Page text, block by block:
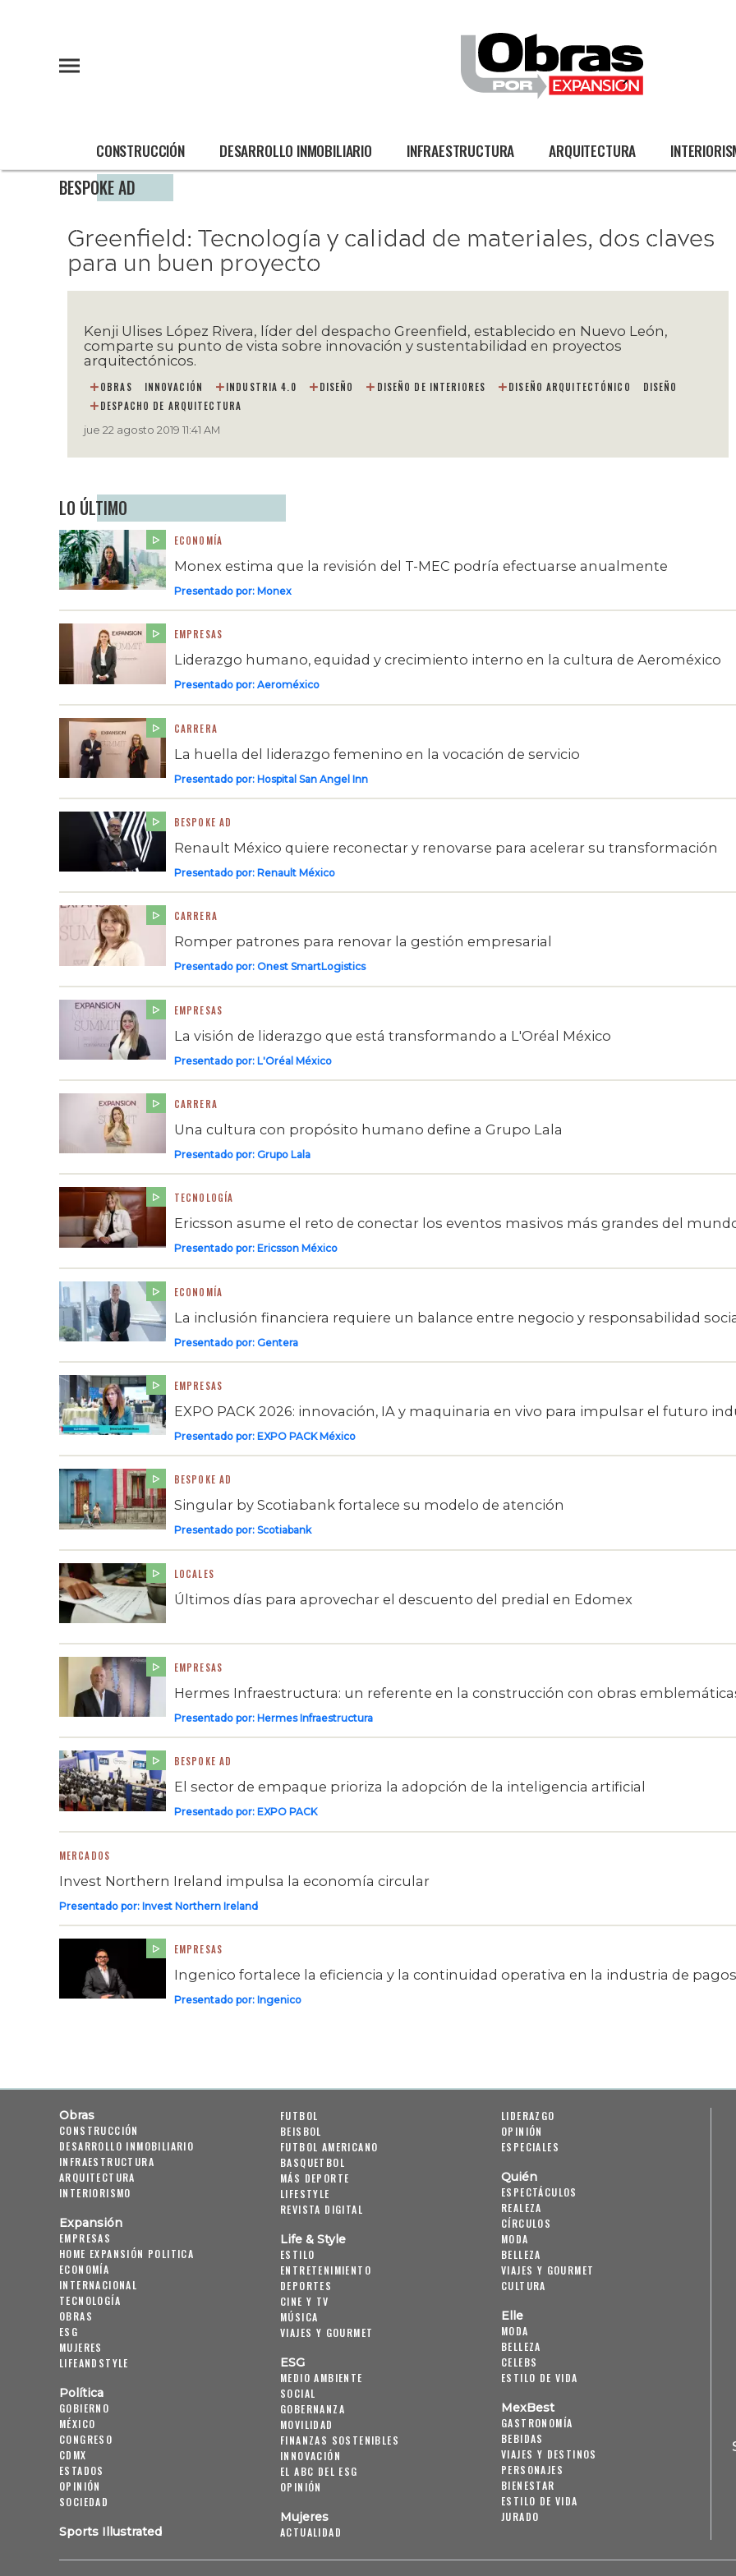
CONSTRUCCIÓN DESARROLLO INMOBILIARIO INFRAESTRUCTURA ARQUITECTURA
BESPOKE AD
Greenfield: Tecnología y calidad de materiales, dos claves
para un buen proyecto
jue 22 agosto 2019 11:41 AM
Kenji Ulises López Rivera, líder del despacho Greenfield, establecido en Nuevo León,
comparte su punto de vista sobre innovación y sustentabilidad en proyectos
arquitectónicos.
OBRAS INNOVACIÓN INDUSTRIA 4.0 DISEÑO DISEÑO DE INTERIORES DISEÑO ARQUITECTÓNICO
DISEÑO
DESPACHO DE ARQUITECTURA
LO ÚLTIMO
ECONOMÍA
Monex estima que la revisión del T-MEC podría efectuarse anualmente
Presentado por: Monex
EMPRESAS
Liderazgo humano, equidad y crecimiento interno en la cultura de Aeroméxico
Presentado por: Aeroméxico
CARRERA
La huella del liderazgo femenino en la vocación de servicio
Presentado por: Hospital San Angel Inn
BESPOKE AD
Renault México quiere reconectar y renovarse para acelerar su transformación
Presentado por: Renault México
CARRERA
Romper patrones para renovar la gestión empresarial
Presentado por: Onest SmartLogistics
EMPRESAS
La visión de liderazgo que está transformando a L'Oréal México
Presentado por: L'Oréal México
CARRERA
Una cultura con propósito humano define a Grupo Lala
Presentado por: Grupo Lala
TECNOLOGÍA
Ericsson asume el reto de conectar los eventos masivos más grandes del
Presentado por: Ericsson México
ECONOMÍA
La inclusión financiera requiere un balance entre negocio y responsabilidad
Presentado por: Gentera
EMPRESAS
EXPO PACK 2026: innovación, IA y maquinaria en vivo para impulsar el futuro
Presentado por: EXPO PACK México
BESPOKE AD
Singular by Scotiabank fortalece su modelo de atención
Presentado por: Scotiabank
LOCALES
Últimos días para aprovechar el descuento del predial en Edomex
EMPRESAS
Hermes Infraestructura: un referente en la construcción con obras
Presentado por: Hermes Infraestructura
BESPOKE AD
El sector de empaque prioriza la adopción de la inteligencia artificial
Presentado por: EXPO PACK
MERCADOS
Invest Northern Ireland impulsa la economía circular
Presentado por: Invest Northern Ireland
EMPRESAS
Ingenico fortalece la eficiencia y la continuidad operativa en la industria de pagos
Presentado por: Ingenico
Obras
CONSTRUCCIÓN
DESARROLLO INMOBILIARIO
INFRAESTRUCTURA
ARQUITECTURA
INTERIORISMO
Expansión
EMPRESAS
HOME EXPANSIÓN POLITICA
ECONOMÍA
INTERNACIONAL
TECNOLOGÍA
OBRAS
ESG
MUJERES
LIFEANDSTYLE
Política
GOBIERNO
MÉXICO
CONGRESO
CDMX
ESTADOS
OPINIÓN
SOCIEDAD
Sports Illustrated
FUTBOL
BEISBOL
FUTBOL AMERICANO
BASQUETBOL
MÁS DEPORTE
LIFESTYLE
REVISTA DIGITAL
Life & Style
ESTILO
ENTRETENIMIENTO
DEPORTES
CINE Y TV
MÚSICA
VIAJES Y GOURMET
ESG
MEDIO AMBIENTE
SOCIAL
GOBERNANZA
MOVILIDAD
FINANZAS SOSTENIBLES
INNOVACIÓN
EL ABC DEL ESG
OPINIÓN
Mujeres
ACTUALIDAD
LIDERAZGO
OPINIÓN
ESPECIALES
Quién
ESPECTÁCULOS
REALEZA
CÍRCULOS
MODA
BELLEZA
VIAJES Y GOURMET
CULTURA
Elle
MODA
BELLEZA
CELEBS
ESTILO DE VIDA
MexBest
GASTRONOMÍA
BEBIDAS
VIAJES Y DESTINOS
PERSONAJES
BIENESTAR
ESTILO DE VIDA
JURADO